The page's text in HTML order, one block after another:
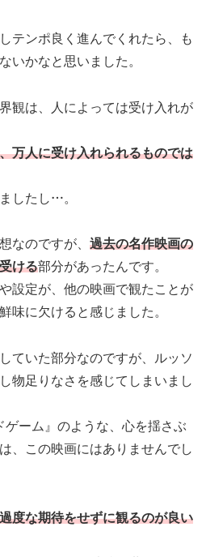
テンポ良く進んでくれたら、も
いかなと思いました。
観は、人によっては受け入れが
万人に受け入れられるものでは
したし…。
なのですが、 過去の名作映画の
ける部分があったんです。
設定が、他の映画で観たことが
味に欠けると感じました。
ていた部分なのですが、ルッソ
物足りなさを感じてしまいまし
ゲーム』のような、心を揺さぶ
、この映画にはありませんでし
過度な期待をせずに観るのが良い